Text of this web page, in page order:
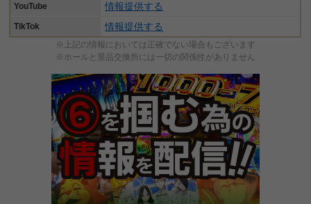
YouTube 情報提供する
TikTok 情報提供する
※上記の情報においては正確でない場合もございます
※ホールと景品交換所には一切の関係性がありません